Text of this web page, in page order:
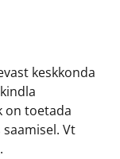
keskkonda
on toetada
Vt
.